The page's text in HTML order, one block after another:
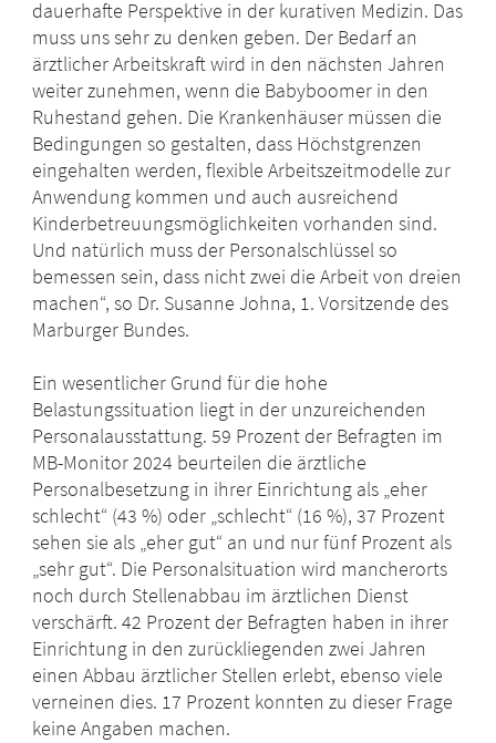
dauerhafte Perspektive in der kurativen Medizin. Das
muss uns sehr zu denken geben. Der Bedarf an
ärztlicher Arbeitskraft wird in den nächsten Jahren
weiter zunehmen, wenn die Babyboomer in den
Ruhestand gehen. Die Krankenhäuser müssen die
Bedingungen so gestalten, dass Höchstgrenzen
eingehalten werden, flexible Arbeitszeitmodelle zur
Anwendung kommen und auch ausreichend
Kinderbetreuungsmöglichkeiten vorhanden sind.
Und natürlich muss der Personalschlüssel so
bemessen sein, dass nicht zwei die Arbeit von dreien
machen“, so Dr. Susanne Johna, 1. Vorsitzende des
Marburger Bundes.
Ein wesentlicher Grund für die hohe
Belastungssituation liegt in der unzureichenden
Personalausstattung. 59 Prozent der Befragten im
MB-Monitor 2024 beurteilen die ärztliche
Personalbesetzung in ihrer Einrichtung als „eher
schlecht“ (43 %) oder „schlecht“ (16 %), 37 Prozent
sehen sie als „eher gut“ an und nur fünf Prozent als
„sehr gut“. Die Personalsituation wird mancherorts
noch durch Stellenabbau im ärztlichen Dienst
verschärft. 42 Prozent der Befragten haben in ihrer
Einrichtung in den zurückliegenden zwei Jahren
einen Abbau ärztlicher Stellen erlebt, ebenso viele
verneinen dies. 17 Prozent konnten zu dieser Frage
keine Angaben machen.